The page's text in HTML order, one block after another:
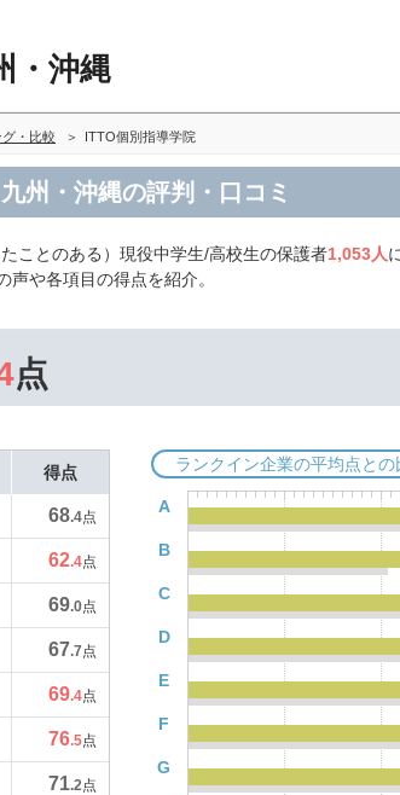
・沖縄
・比較 ITTO個別指導学院
州・沖縄の評判・口コミ
ことのある）現役中学生/高校生の保護者1,053人
や各項目の得点を紹介。
点
得点
68.4点
62.4点
69.0点
67.7点
69.4点
76.5点
71.2点
ランクイン企業の平均点との
A
B
C
D
E
F
G